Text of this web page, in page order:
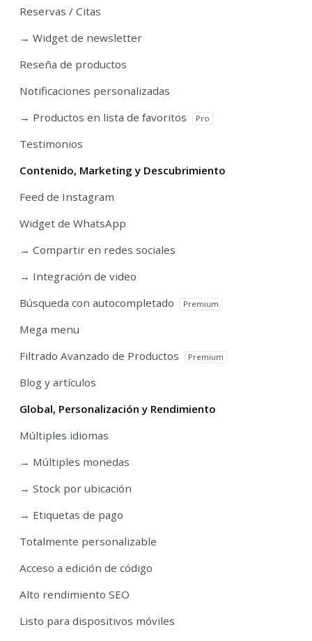
Reservas / Citas
→ Widget de newsletter
Reseña de productos
Notificaciones personalizadas
→ Productos en lista de favoritos
Pro
Testimonios
Contenido, Marketing y Descubrimiento
Feed de Instagram
Widget de WhatsApp
→ Compartir en redes sociales
→ Integración de video
Búsqueda con autocompletado
Premium
Mega menu
Filtrado Avanzado de Productos
Premium
Blog y artículos
Global, Personalización y Rendimiento
Múltiples idiomas
→ Múltiples monedas
→ Stock por ubicación
→ Etiquetas de pago
Totalmente personalizable
Acceso a edición de código
Alto rendimiento SEO
Listo para dispositivos móviles